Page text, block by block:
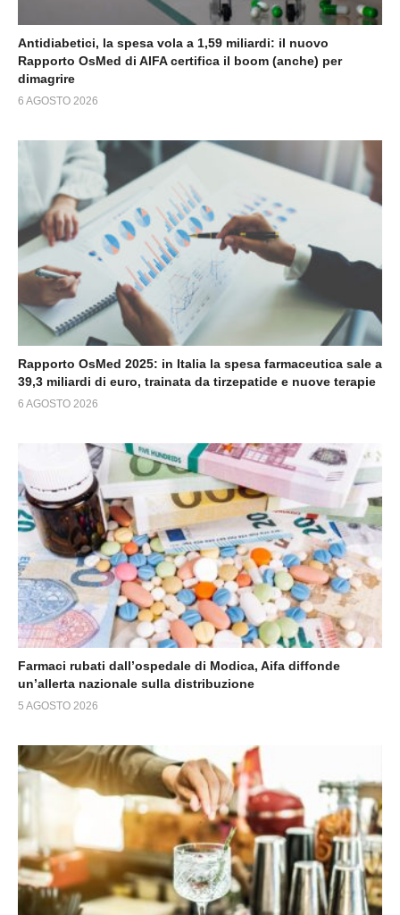
Antidiabetici, la spesa vola a 1,59 miliardi: il nuovo
Rapporto OsMed di AIFA certifica il boom (anche) per
dimagrire
6 AGOSTO 2026
Rapporto OsMed 2025: in Italia la spesa farmaceutica sale a
39,3 miliardi di euro, trainata da tirzepatide e nuove terapie
6 AGOSTO 2026
Farmaci rubati dall’ospedale di Modica, Aifa diffonde
un’allerta nazionale sulla distribuzione
5 AGOSTO 2026